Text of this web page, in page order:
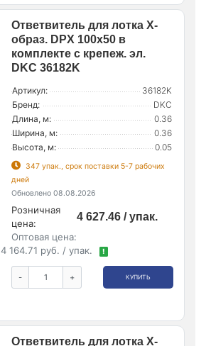
Ответвитель для лотка Х-
образ. DPX 100х50 в
комплекте с крепеж. эл.
DKC 36182K
Артикул:
36182K
Бренд:
DKC
Длина, м:
0.36
Ширина, м:
0.36
Высота, м:
0.05
347 упак., срок поставки 5-7 рабочих
дней
Обновлено 08.08.2026
Розничная
цена:
4 627.46 / упак.
Оптовая цена:
4 164.71 руб. / упак.
!
- + КУПИТЬ
Ответвитель для лотка Х-